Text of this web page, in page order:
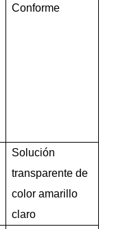
Conforme
Solución
transparente de
color amarillo
claro